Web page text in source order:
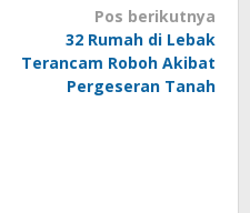
Pos berikutnya
32 Rumah di Lebak
Terancam Roboh Akibat
Pergeseran Tanah